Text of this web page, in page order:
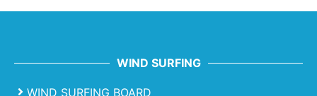
WIND SURFING
WIND SURFING BOARD